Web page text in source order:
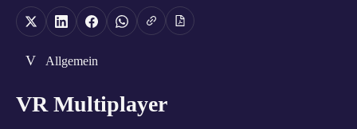
V Allgemein
VR Multiplayer